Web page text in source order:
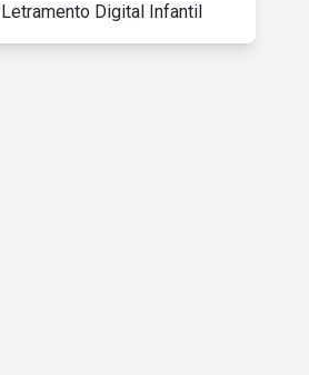
Letramento Digital Infantil